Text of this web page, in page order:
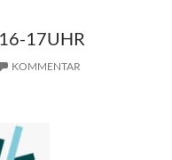
17UHR
KOMMENTAR